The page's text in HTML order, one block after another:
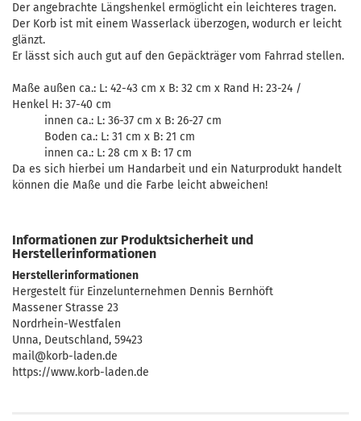
Der angebrachte Längshenkel ermöglicht ein leichteres tragen.
Der Korb ist mit einem Wasserlack überzogen, wodurch er leicht
glänzt.
Er lässt sich auch gut auf den Gepäckträger vom Fahrrad stellen.
Maße außen ca.: L: 42-43 cm x B: 32 cm x Rand H: 23-24 /
Henkel H: 37-40 cm
innen ca.: L: 36-37 cm x B: 26-27 cm
Boden ca.: L: 31 cm x B: 21 cm
innen ca.: L: 28 cm x B: 17 cm
Da es sich hierbei um Handarbeit und ein Naturprodukt handelt
können die Maße und die Farbe leicht abweichen!
Informationen zur Produktsicherheit und
Herstellerinformationen
Herstellerinformationen
Hergestelt für Einzelunternehmen Dennis Bernhöft
Massener Strasse 23
Nordrhein-Westfalen
Unna, Deutschland, 59423
mail@korb-laden.de
https://www.korb-laden.de